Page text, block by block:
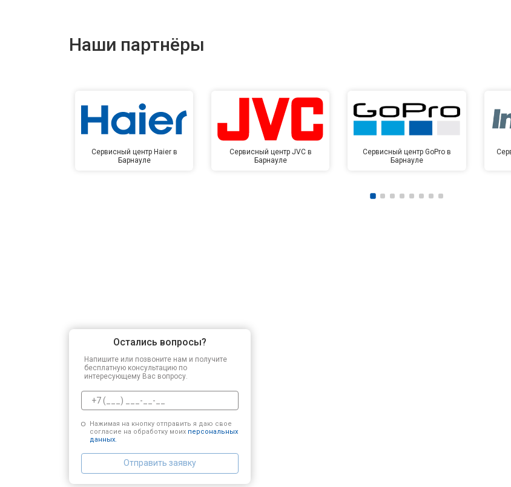
Наши партнёры
Сервисный центр Haier в
Барнауле
Сервисный центр JVC в
Барнауле
Сервисный центр GoPro в
Барнауле
Остались вопросы?
Напишите или позвоните нам и получите
бесплатную консультацию по
интересующему Вас вопросу.
Нажимая на кнопку отправить я даю свое
согласие на обработку моих персональных
данных.
Отправить заявку